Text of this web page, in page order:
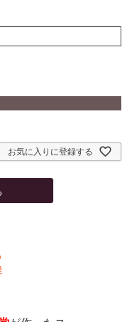
お気に入りに登録する